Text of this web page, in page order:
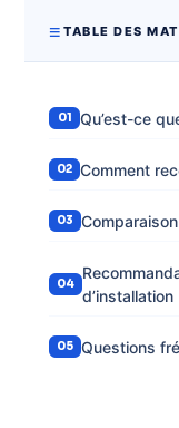
TABLE DES
Qu’est-ce
Comment
d’installation
Questions